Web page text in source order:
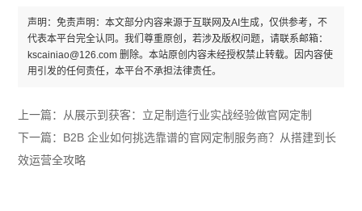
声明：免责声明：本文部分内容来源于互联网及AI生成，仅供参考，不
代表本平台完全认同。我们尊重原创，若涉及版权问题，请联系邮箱：
kscainiao@126.com 删除。本站原创内容未经授权禁止转载。因内容使
用引发的任何责任，本平台不承担法律责任。
上一篇： 从展示到获客：立足制造行业实战经验做官网定制
下一篇： B2B 企业如何挑选靠谱的官网定制服务商？从搭建到长
效运营全攻略